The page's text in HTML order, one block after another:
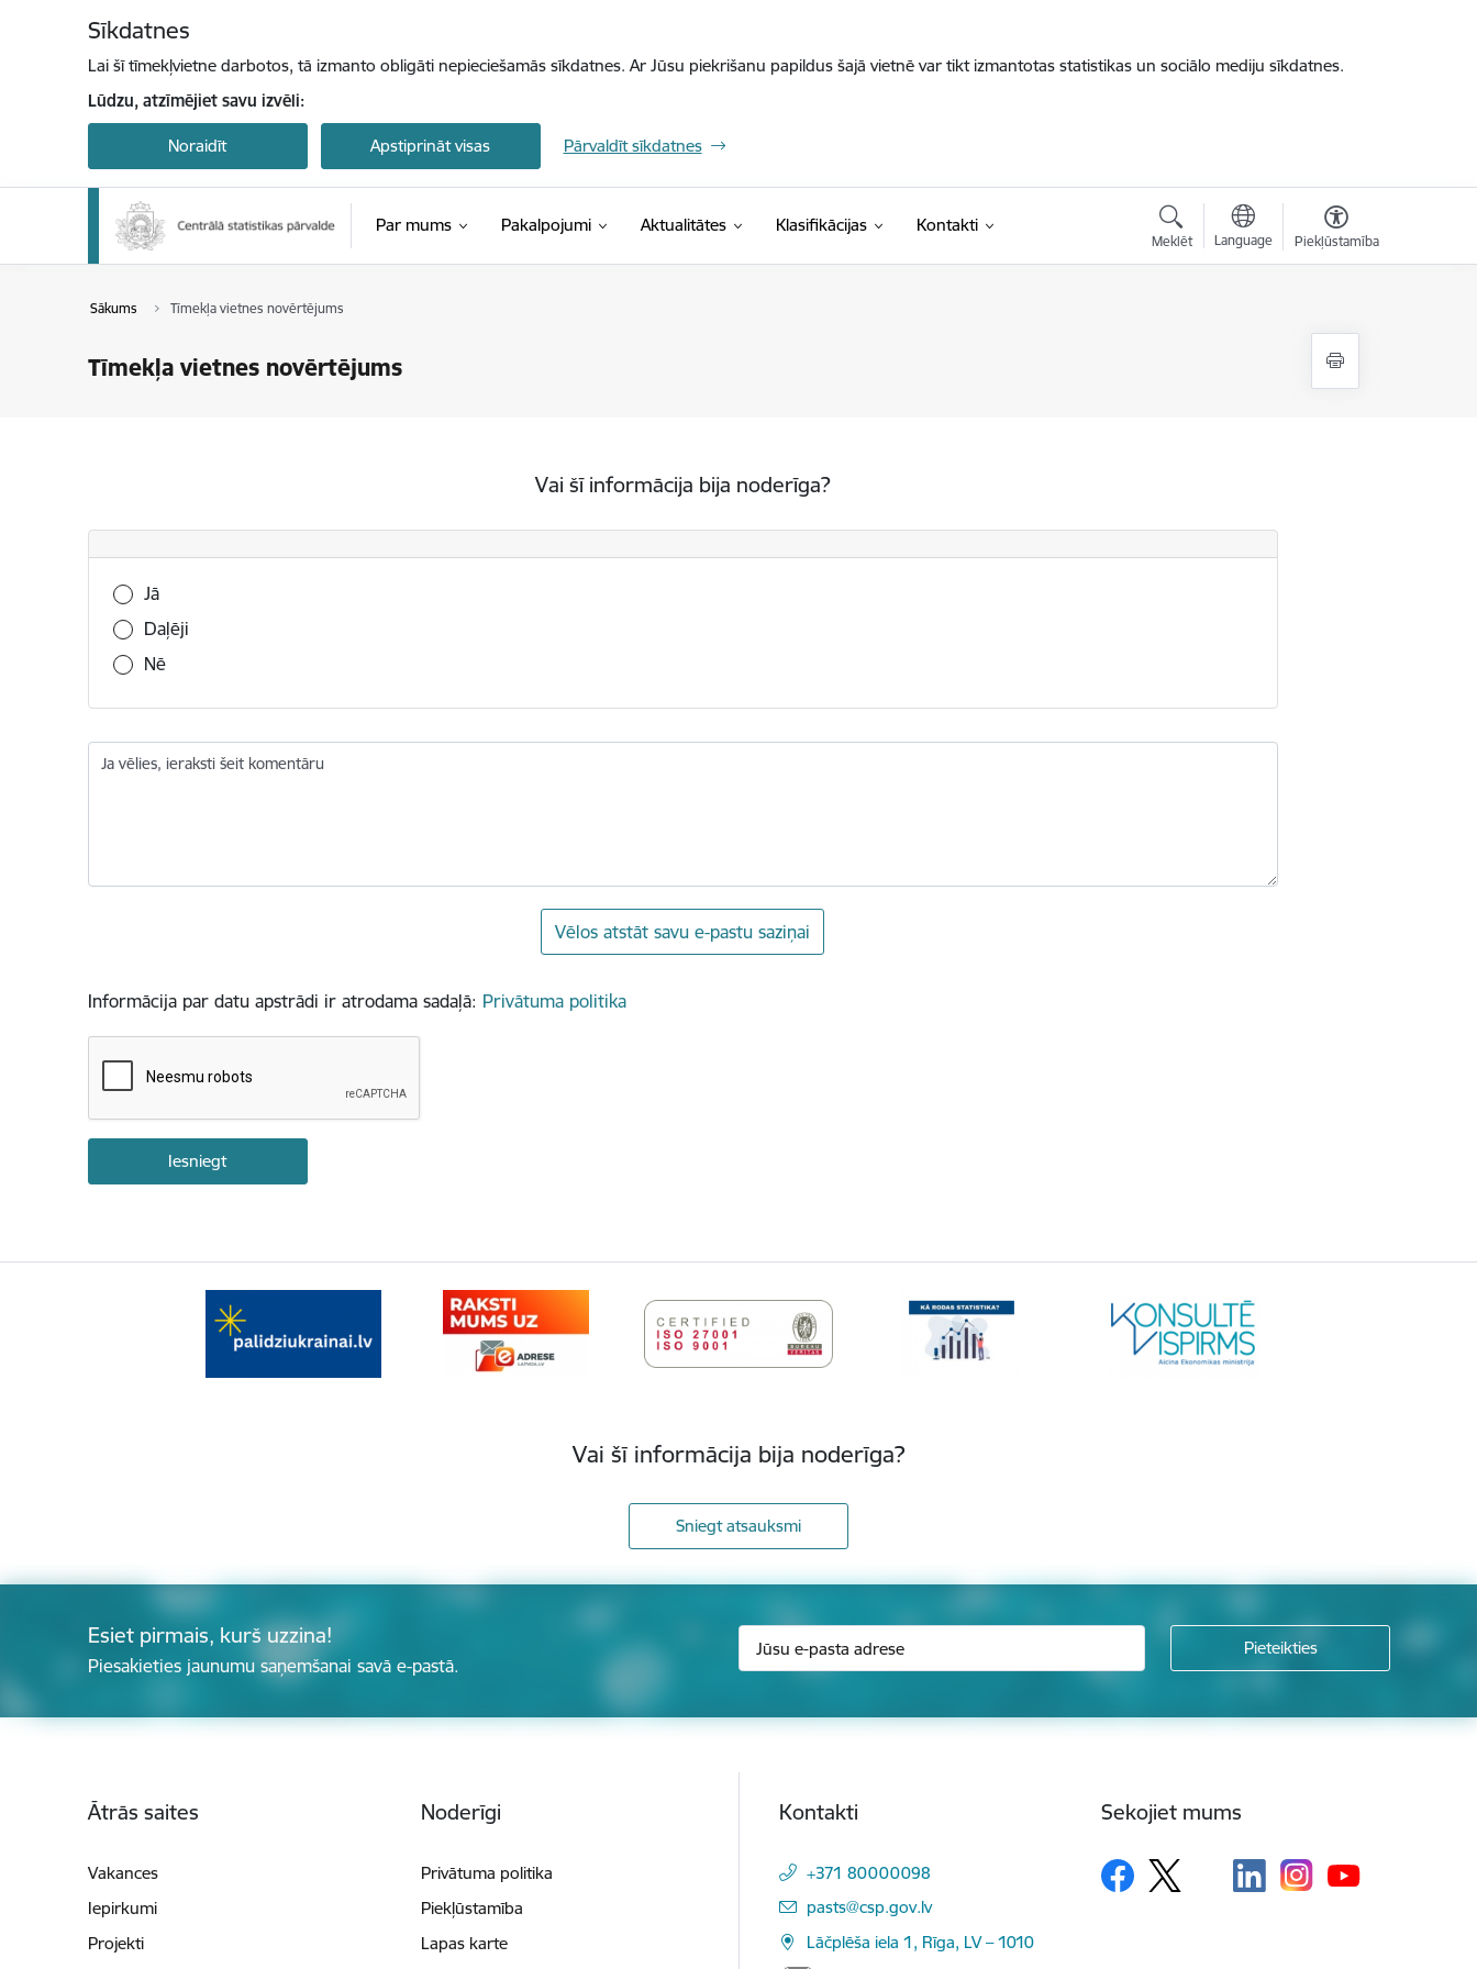
Sīkdatnes
Lai šī tīmekļvietne darbotos, tā izmanto obligāti nepieciešamās sīkdatnes. Ar Jūsu piekrišanu papildus šajā vietnē var tikt izmantotas statistikas un sociālo mediju sīkdatnes.
Lūdzu, atzīmējiet savu izvēli:
Noraidīt Apstiprināt visas Pārvaldīt sīkdatnes
Par mums Pakalpojumi Aktualitātes Klasifikācijas(Ārējā saite)
Kontakti
Meklēt Language Piekļūstamība
Sākums Tīmekļa vietnes novērtējums
Tīmekļa vietnes novērtējums
Vai šī informācija bija noderīga?
Vai šī informācija bija noderīga?
Jā
Daļēji
Nē
Ja vēlies, ieraksti šeit komentāru
Vēlos atstāt savu e-pastu saziņai
Informācija par datu apstrādi ir atrodama sadaļā: Privātuma politika
Vai šī informācija bija noderīga?
Sniegt atsauksmi
Esiet pirmais, kurš uzzina!
Piesakieties jaunumu saņemšanai savā e-pastā.
Ātrās saites
Vakances
Iepirkumi
Projekti
Noderīgi
Privātuma politika
Piekļūstamība
Lapas karte
Kontakti
+371 80000098
E-pasts:
pasts@csp.gov.lv
Lāčplēša iela 1, Rīga, LV – 1010
Sekojiet mums